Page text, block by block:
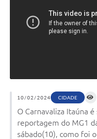
10/02/2024 CIDADE
O Carnavaliza Itaúna
reportagem do MG1
sábado(10), como foi o